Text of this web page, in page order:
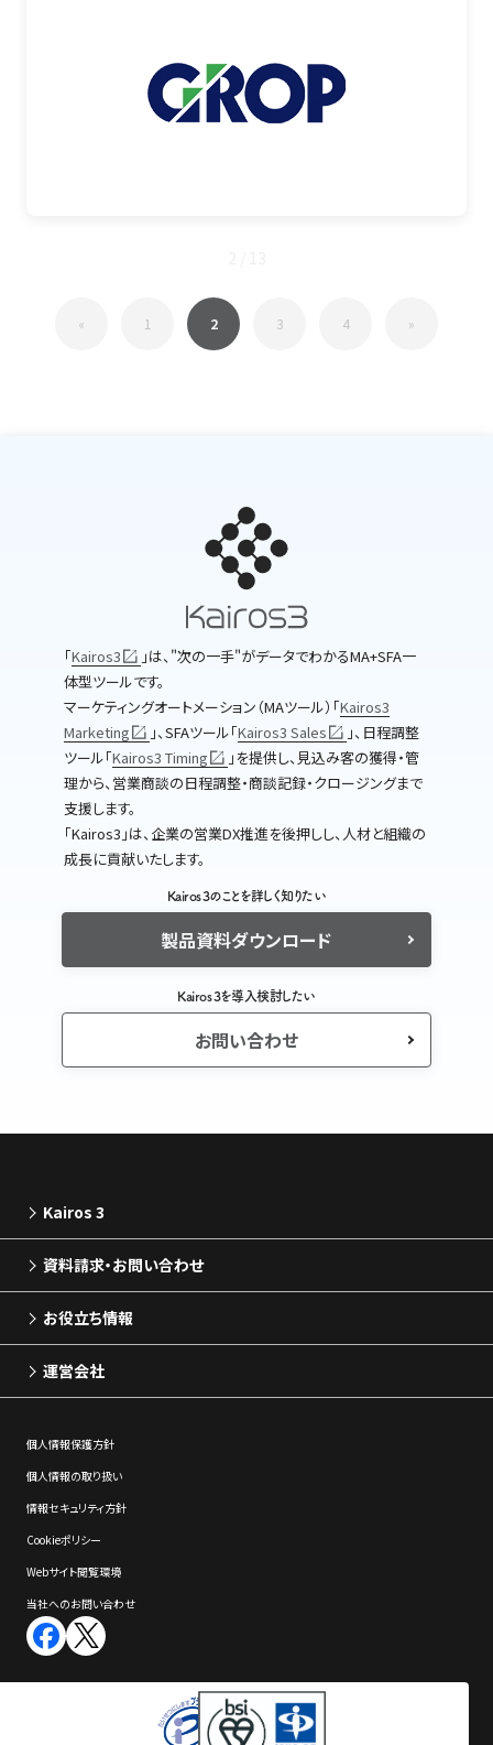
« 1 2 3 4 »
｢Kairos3
｣は、"次の一手"がデータでわかるMA+SFA一
体型ツールです。
マーケティングオートメーション（MAツール）｢Kairos3
Marketing
｣、SFAツール｢Kairos3 Sales
｣、日程調整
ツール｢Kairos3 Timing
｣を提供し、見込み客の獲得・管
理から、営業商談の日程調整・商談記録・クロージングまで
支援します。
｢Kairos3｣は、企業の営業DX推進を後押しし、人材と組織の
成長に貢献いたします。
Kairos 3のことを詳しく知りたい
製品資料ダウンロード
Kairos 3を導入検討したい
お問い合わせ
Kairos 3
資料請求・お問い合わせ
お役立ち情報
運営会社
個⼈情報保護⽅針
個⼈情報の取り扱い
情報セキュリティ⽅針
Cookieポリシー
Webサイト閲覧環境
当社へのお問い合わせ